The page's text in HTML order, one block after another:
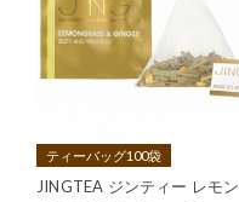
ティーバッグ100袋
JINGTEA ジンティー レモン